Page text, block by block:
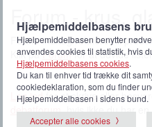
Forum - krus,
Forum indlæg relateret til
Klik påForumfor at udvide
Log indfor at skrive eller
debatforum, hvis ikke du har
Hjælpemiddelbasens
Hjælpemiddelbasen benytter
anvendes cookies til statistik, hvis
Hjælpemiddelbasens cookies.
Du kan til enhver tid trække dit
cookiedeklaration, som du finder
Hjælpemiddelbasen i sidens bund.
Accepter alle cookies